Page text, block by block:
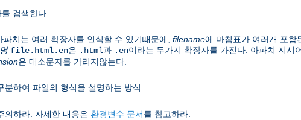
검색한다.
치는 여러 확장자를 인식할 수 있기때문에, filename에 마침표가 여러개 포함
file.html.en은 .html과 .en이라는 두가지 확장자를 가진다. 아파치 지시
은 대소문자를 가리지않는다.
하여 파일의 형식을 설명하는 방식.
의하라. 자세한 내용은 환경변수 문서를 참고하라.